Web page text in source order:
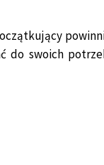
do swoich